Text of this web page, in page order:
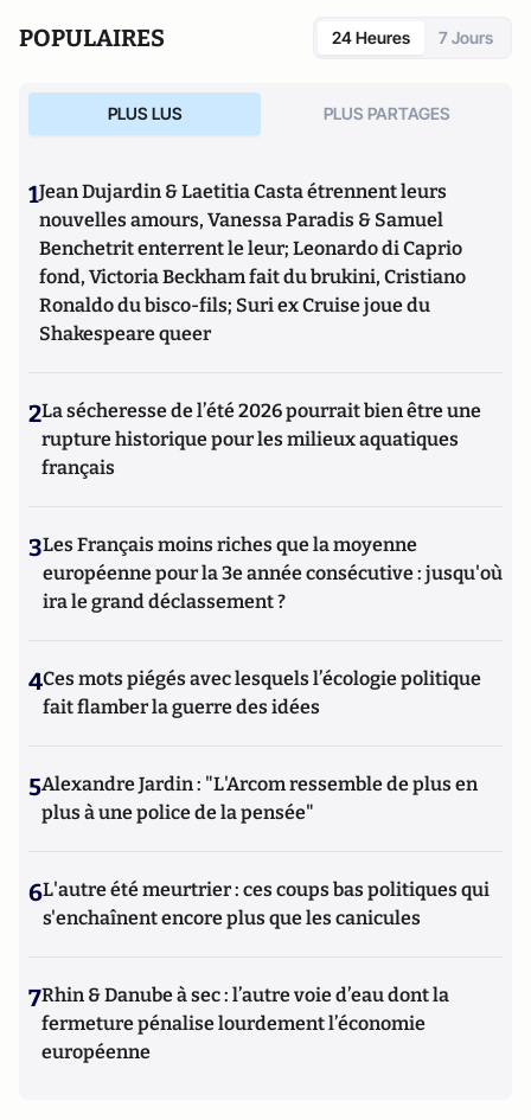
POPULAIRES 24 Heures 7 Jours
PLUS LUS PLUS PARTAGES
1Jean Dujardin & Laetitia Casta étrennent leurs
nouvelles amours, Vanessa Paradis & Samuel
Benchetrit enterrent le leur; Leonardo di Caprio
fond, Victoria Beckham fait du brukini, Cristiano
Ronaldo du bisco-fils; Suri ex Cruise joue du
Shakespeare queer
2La sécheresse de l’été 2026 pourrait bien être une
rupture historique pour les milieux aquatiques
français
3Les Français moins riches que la moyenne
européenne pour la 3e année consécutive : jusqu'où
ira le grand déclassement ?
4Ces mots piégés avec lesquels l’écologie politique
fait flamber la guerre des idées
5Alexandre Jardin : "L'Arcom ressemble de plus en
plus à une police de la pensée"
6L'autre été meurtrier : ces coups bas politiques qui
s'enchaînent encore plus que les canicules
7Rhin & Danube à sec : l’autre voie d’eau dont la
fermeture pénalise lourdement l’économie
européenne